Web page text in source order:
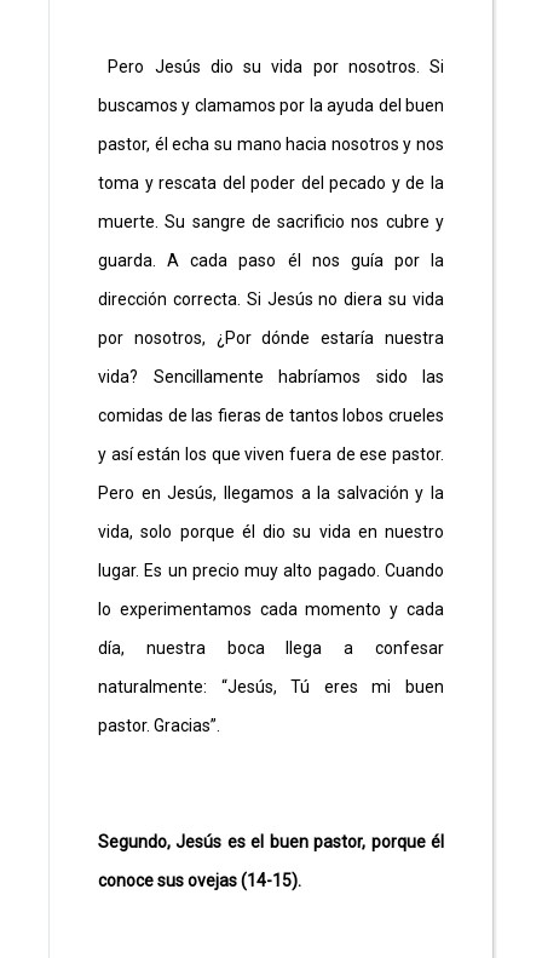
Pero Jesús dio su vida por nosotros. Si
buscamos y clamamos por la ayuda del buen
pastor, él echa su mano hacia nosotros y nos
toma y rescata del poder del pecado y de la
muerte. Su sangre de sacrificio nos cubre y
guarda. A cada paso él nos guía por la
dirección correcta. Si Jesús no diera su vida
por nosotros, ¿Por dónde estaría nuestra
vida? Sencillamente habríamos sido las
comidas de las fieras de tantos lobos crueles
y así están los que viven fuera de ese pastor.
Pero en Jesús, llegamos a la salvación y la
vida, solo porque él dio su vida en nuestro
lugar. Es un precio muy alto pagado. Cuando
lo experimentamos cada momento y cada
día, nuestra boca llega a confesar
naturalmente: “Jesús, Tú eres mi buen
pastor. Gracias”.
Segundo, Jesús es el buen pastor, porque él
conoce sus ovejas (14-15).